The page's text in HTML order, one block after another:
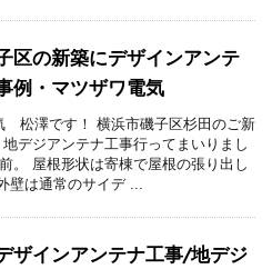
区の新築にデザインアンテ
例・マツザワ電気
松澤です！ 横浜市磯子区杉田のご新
デジアンテナ工事行ってまいりまし
屋根形状は寄棟で屋根の張り出し
壁は通常のサイデ ...
ザインアンテナ工事/地デジ